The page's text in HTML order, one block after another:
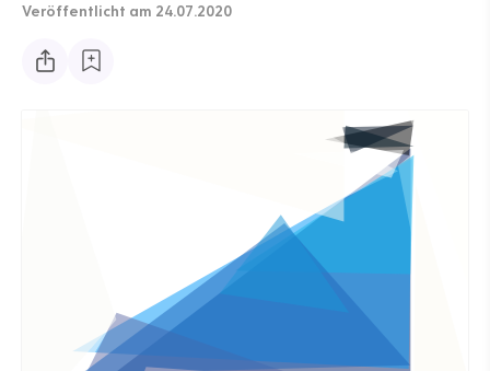
Veröffentlicht am 24.07.2020